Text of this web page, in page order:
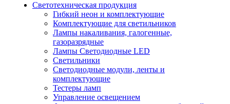
Светотехническая продукция
Гибкий неон и комплектующие
Комплектующие для светильников
Лампы накаливания, галогенные,
газоразрядные
Лампы Светодиодные LED
Светильники
Светодиодные модули, ленты и
комплектующие
Тестеры ламп
Управление освещением